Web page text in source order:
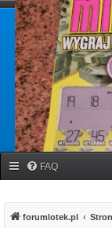
Forum gier liczbowych
FAQ
forumlotek.pl